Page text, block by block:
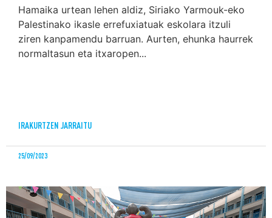
Hamaika urtean lehen aldiz, Siriako Yarmouk-eko
Palestinako ikasle errefuxiatuak eskolara itzuli
ziren kanpamendu barruan. Aurten, ehunka haurrek
normaltasun eta itxaropen...
IRAKURTZEN JARRAITU
25/09/2023